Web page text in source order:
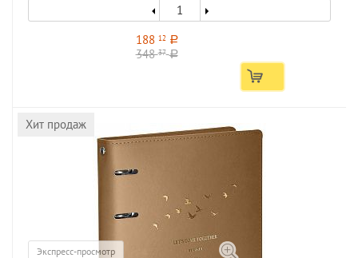
188 12 a
34837 a
Хит продаж
Экспресс-просмотр